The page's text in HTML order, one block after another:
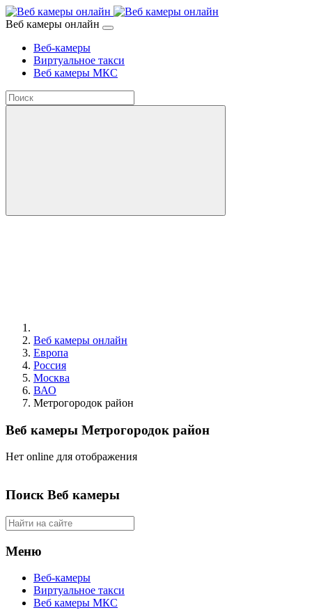
Веб камеры онлайн
Веб-камеры
Виртуальное такси
Веб камеры МКС
Веб камеры онлайн
Европа
Россия
Москва
ВАО
Метрогородок район
Веб камеры Метрогородок район
Нет online для отображения
Поиск Веб камеры
Меню
Веб-камеры
Виртуальное такси
Веб камеры МКС